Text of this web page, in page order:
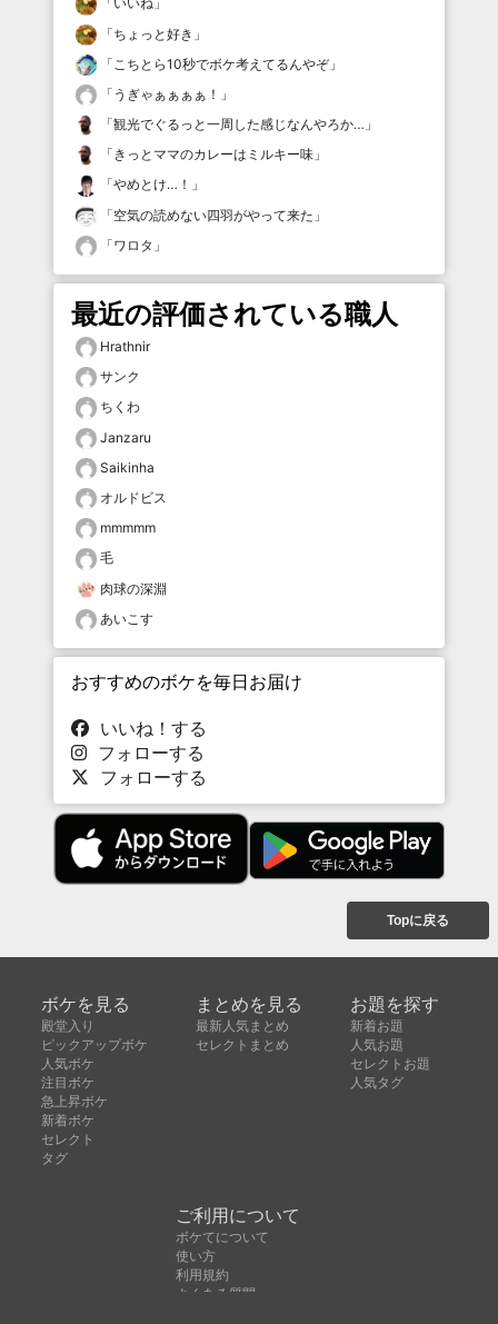
「ちょっと好き 」
「 こちとら10秒でボケ考えてるんやぞ」
「 うぎゃぁぁぁぁ！ 」
「観光でぐるっと一周した感じなんやろか… 」
「 きっとママのカレーはミルキー味 」
「やめとけ…！ 」
「空気の読めない四羽がやって来た 」
「ワロタ 」
最近の評価されている職人
Hrathnir
サンク
ちくわ
Janzaru
Saikinha
オルドビス
mmmmm
毛
肉球の深淵
あいこす
おすすめのボケを毎日お届け
いいね！する
フォローする
フォローする
Topに戻る
ボケを見る
殿堂入り
ピックアップボケ
人気ボケ
注目ボケ
急上昇ボケ
新着ボケ
セレクト
タグ
まとめを見る
最新人気まとめ
セレクトまとめ
お題を探す
新着お題
人気お題
セレクトお題
人気タグ
ご利用について
ボケてについて
使い方
利用規約
よくある質問